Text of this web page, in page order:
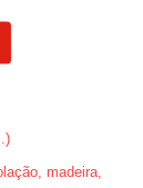
madeira,